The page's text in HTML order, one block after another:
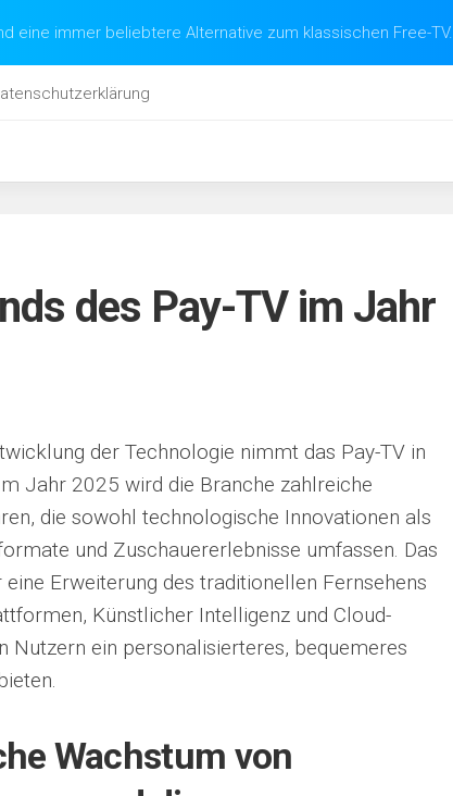
eine immer beliebtere Alternative zum klassischen Free-TV.
des Pay-TV im Jahr
der Technologie nimmt das Pay-TV in
Jahr 2025 wird die Branche zahlreiche
die sowohl technologische Innovationen als
und Zuschauererlebnisse umfassen. Das
Erweiterung des traditionellen Fernsehens
Künstlicher Intelligenz und Cloud-
Nutzern ein personalisierteres, bequemeres
Wachstum von